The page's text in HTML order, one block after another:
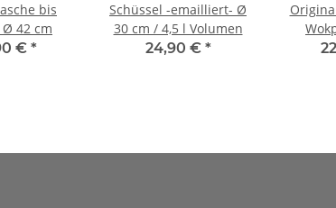
bis
Ø 42 cm
€ *
Schüssel -emailliert- Ø
30 cm / 4,5 l Volumen
24,90 € *